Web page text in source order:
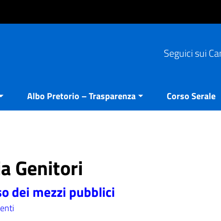
Seguici sui
Albo Pretorio – Trasparenza Corso Serale
Genitori
dei mezzi pubblici